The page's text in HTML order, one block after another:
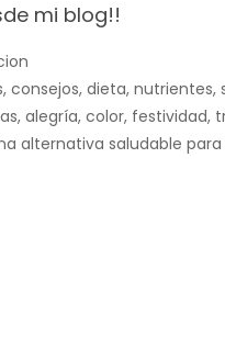
mi blog!!
,consejos,dieta,nutrientes,
alegría, color, festividad,
alternativa saludable